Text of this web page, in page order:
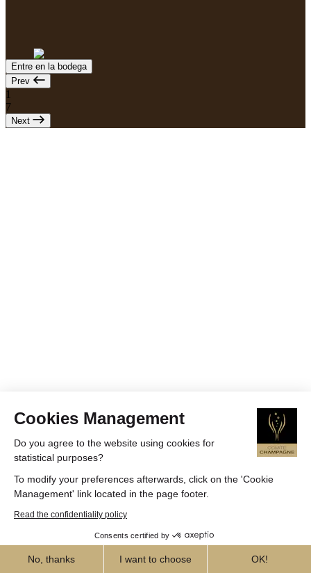
Cookies Management
Do you agree to the website using cookies for
statistical purposes?
To modify your preferences afterwards, click on the 'Cookie
Management' link located in the page footer.
Read the confidentiality policy
Consents certified by
No, thanks I want to choose OK!
Entre en la bodega
Prev
1
7
Next